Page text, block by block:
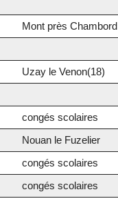
Mont près Chambord
Uzay le Venon(18)
congés scolaires
Nouan le Fuzelier
congés scolaires
congés scolaires